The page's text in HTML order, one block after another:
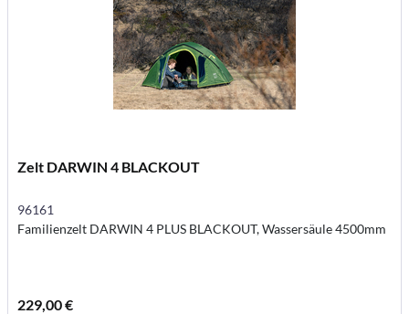
Zelt DARWIN 4 BLACKOUT
96161
Familienzelt DARWIN 4 PLUS BLACKOUT, Wassersäule 4500mm
229,00 €